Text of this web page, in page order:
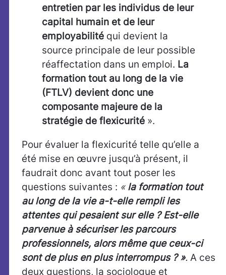
entretien par les individus de leur
capital humain et de leur
employabilité qui devient la
source principale de leur possible
réaffectation dans un emploi. La
formation tout au long de la vie
(FTLV) devient donc une
composante majeure de la
stratégie de flexicurité ».
Pour évaluer la flexicurité telle qu’elle a
été mise en œuvre jusqu’à présent, il
faudrait donc avant tout poser les
questions suivantes : « la formation tout
au long de la vie a-t-elle rempli les
attentes qui pesaient sur elle ? Est-elle
parvenue à sécuriser les parcours
professionnels, alors même que ceux-ci
sont de plus en plus interrompus ? ». A ces
deux questions, la sociologue et